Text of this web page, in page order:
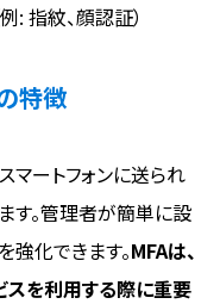
: 指紋、顔認証）
特徴
マートフォンに送られ
す。管理者が簡単に設
強化できます。MFAは、
スを利用する際に重要